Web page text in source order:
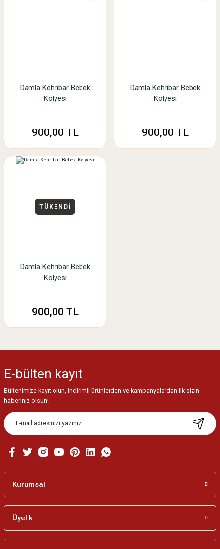
Damla Kehribar Bebek
Kolyesi
900,00 TL
Damla Kehribar Bebek
Kolyesi
900,00 TL
TÜKENDİ
Damla Kehribar Bebek
Kolyesi
900,00 TL
E-bülten kayıt
Bültenimize kayıt olun, indirimli ürünlerden ve kampanyalardan ilk sizin
haberiniz olsun!
Kurumsal
Üyelik